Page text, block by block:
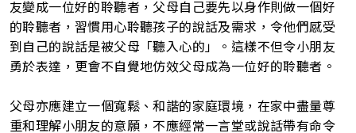
友變成一位好的聆聽者，父母自己要先以身作則做一個好
的聆聽者，習慣用心聆聽孩子的說話及需求，令他們感受
到自己的說話是被父母「聽入心的」。這樣不但令小朋友
勇於表達，更會不自覺地仿效父母成為一位好的聆聽者。
父母亦應建立一個寬鬆、和諧的家庭環境，在家中盡量尊
重和理解小朋友的意願，不應經常一言堂或說話帶有命令